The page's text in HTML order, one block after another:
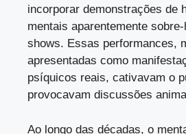
incorporar demonstrações de
mentais aparentemente
shows. Essas performances,
apresentadas como
psíquicos reais, cativavam o
provocavam discussões
Ao longo das décadas, o